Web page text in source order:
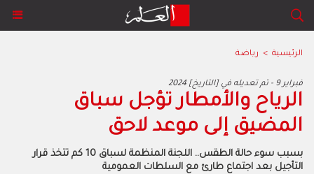
الرئيسية > رياضة
2024 فبراير 9 - تم تعديله في [التاريخ]
الرياح والأمطار تؤجل سباق
المضيق إلى موعد لاحق
بسبب سوء حالة الطقس.. اللجنة المنظمة لسباق 10 كم تتخذ قرار
التأجيل بعد اجتماع طارئ مع السلطات العمومية